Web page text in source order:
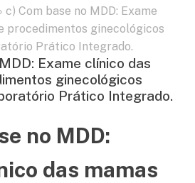
c) Com base no MDD: Exame
procedimentos ginecológicos
Prático Integrado.
Exame clínico das
ginecológicos
Prático Integrado.
no MDD:
das mamas